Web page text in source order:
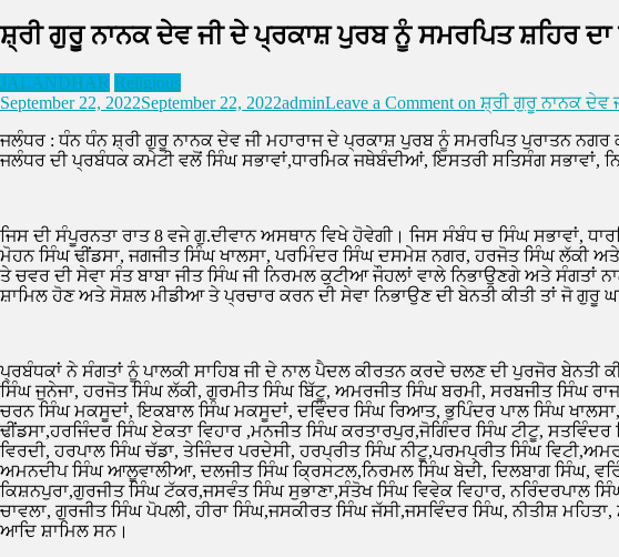
ਸ਼੍ਰੀ ਗੁਰੂ ਨਾਨਕ ਦੇਵ ਜੀ ਦੇ ਪ੍ਰਕਾਸ਼ ਪੁਰਬ ਨੂੰ ਸਮਰਪਿਤ ਸ਼ਹਿਰ
JALANDHAR Religious
September 22, 2022September 22, 2022adminLeave a Comment on ਸ਼੍ਰੀ ਗੁਰੂ ਨਾਨਕ ਦੇਵ
ਜਲੰਧਰ : ਧੰਨ ਧੰਨ ਸ਼੍ਰੀ ਗੁਰੂ ਨਾਨਕ ਦੇਵ ਜੀ ਮਹਾਰਾਜ ਦੇ ਪ੍ਰਕਾਸ਼ ਪੁਰਬ ਨੂੰ ਸਮਰਪਿਤ ਪੁਰਾਤਨ
ਜਲੰਧਰ ਦੀ ਪ੍ਰਬੰਧਕ ਕਮੇਟੀ ਵਲੋਂ ਸਿੰਘ ਸਭਾਵਾਂ,ਧਾਰਮਿਕ ਜਥੇਬੰਦੀਆਂ, ਇਸਤਰੀ ਸਤਿਸੰਗ
ਜਿਸ ਦੀ ਸੰਪੂਰਨਤਾ ਰਾਤ 8 ਵਜੇ ਗੁ.ਦੀਵਾਨ ਅਸਥਾਨ ਵਿਖੇ ਹੋਵੇਗੀ। ਜਿਸ ਸੰਬੰਧ ਚ ਸਿੰਘ ਸਭਾਵਾਂ,
ਮੋਹਨ ਸਿੰਘ ਢੀਂਡਸਾ, ਜਗਜੀਤ ਸਿੰਘ ਖਾਲਸਾ, ਪਰਮਿੰਦਰ ਸਿੰਘ ਦਸਮੇਸ਼ ਨਗਰ, ਹਰਜੋਤ ਸਿੰਘ ਲੱਕੀ
ਤੇ ਚਵਰ ਦੀ ਸੇਵਾ ਸੰਤ ਬਾਬਾ ਜੀਤ ਸਿੰਘ ਜੀ ਨਿਰਮਲ ਕੁਟੀਆ ਜੌਹਲਾਂ ਵਾਲੇ ਨਿਭਾਉਣਗੇ ਅਤੇ ਸੰਗਤਾਂ
ਸ਼ਾਮਿਲ ਹੋਣ ਅਤੇ ਸੋਸ਼ਲ ਮੀਡੀਆ ਤੇ ਪ੍ਰਚਾਰ ਕਰਨ ਦੀ ਸੇਵਾ ਨਿਭਾਉਣ ਦੀ ਬੇਨਤੀ ਕੀਤੀ ਤਾਂ ਜੋ
ਪ੍ਰਬੰਧਕਾਂ ਨੇ ਸੰਗਤਾਂ ਨੂੰ ਪਾਲਕੀ ਸਾਹਿਬ ਜੀ ਦੇ ਨਾਲ ਪੈਦਲ ਕੀਰਤਨ ਕਰਦੇ ਚਲਣ ਦੀ ਪੁਰਜੋਰ
ਸਿੰਘ ਜੁਨੇਜਾ, ਹਰਜੋਤ ਸਿੰਘ ਲੱਕੀ, ਗੁਰਮੀਤ ਸਿੰਘ ਬਿੱਟੂ, ਅਮਰਜੀਤ ਸਿੰਘ ਬਰਮੀ, ਸਰਬਜੀਤ ਸਿੰਘ
ਚਰਨ ਸਿੰਘ ਮਕਸੂਦਾਂ, ਇਕਬਾਲ ਸਿੰਘ ਮਕਸੂਦਾਂ, ਦਵਿੰਦਰ ਸਿੰਘ ਰਿਆਤ, ਭੁਪਿੰਦਰ ਪਾਲ ਸਿੰਘ
ਢੀਂਡਸਾ,ਹਰਜਿੰਦਰ ਸਿੰਘ ਏਕਤਾ ਵਿਹਾਰ ,ਮਨਜੀਤ ਸਿੰਘ ਕਰਤਾਰਪੁਰ,ਜੋਗਿੰਦਰ ਸਿੰਘ ਟੀਟੂ,
ਵਿਰਦੀ, ਹਰਪਾਲ ਸਿੰਘ ਚੱਡਾ, ਤੇਜਿੰਦਰ ਪਰਦੇਸੀ, ਹਰਪ੍ਰੀਤ ਸਿੰਘ ਨੀਟੂ,ਪਰਮਪ੍ਰੀਤ ਸਿੰਘ
ਅਮਨਦੀਪ ਸਿੰਘ ਆਲੂਵਾਲੀਆ, ਦਲਜੀਤ ਸਿੰਘ ਕ੍ਰਿਸਟਲ,ਨਿਰਮਲ ਸਿੰਘ ਬੇਦੀ, ਦਿਲਬਾਗ ਸਿੰਘ,
ਕਿਸ਼ਨਪੁਰਾ,ਗੁਰਜੀਤ ਸਿੰਘ ਟੱਕਰ,ਜਸਵੰਤ ਸਿੰਘ ਸੁਭਾਣਾ,ਸੰਤੋਖ ਸਿੰਘ ਵਿਵੇਕ ਵਿਹਾਰ, ਨਰਿੰਦਰਪਾਲ
ਚਾਵਲਾ, ਗੁਰਜੀਤ ਸਿੰਘ ਪੋਪਲੀ, ਹੀਰਾ ਸਿੰਘ,ਜਸਕੀਰਤ ਸਿੰਘ ਜੱਸੀ,ਜਸਵਿੰਦਰ ਸਿੰਘ, ਨੀਤੀਸ਼
ਆਦਿ ਸ਼ਾਮਿਲ ਸਨ।